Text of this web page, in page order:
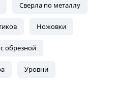
Сверла по металлу
Ножовки
обрезной
Уровни